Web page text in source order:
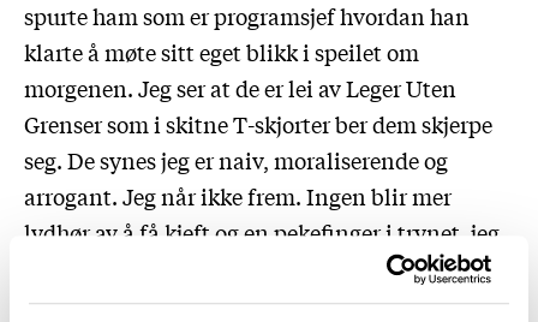
spurte ham som er programsjef hvordan han
klarte å møte sitt eget blikk i speilet om
morgenen. Jeg ser at de er lei av Leger Uten
Grenser som i skitne T-skjorter ber dem skjerpe
seg. De synes jeg er naiv, moraliserende og
arrogant. Jeg når ikke frem. Ingen blir mer
lydhør av å få kjeft og en pekefinger i trynet, jeg
må lete dypere etter tålmodighet og diplomati.
Men det er så drøyt det her, og jeg skylder dem